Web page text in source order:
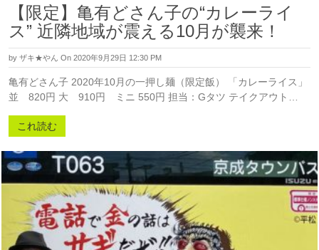
【限定】亀有どさん子の“カレーライ
ス” 近隣地域が震える10月が襲来！
by ザキ★やん On 2020年9月29日 12:30 PM
亀有どさん子 2020年10月の一押し麺（限定飯） 「カレーライス」
並 820円 大 910円 ミニ 550円 担当：Gタツ テイクアウト…
これ読む